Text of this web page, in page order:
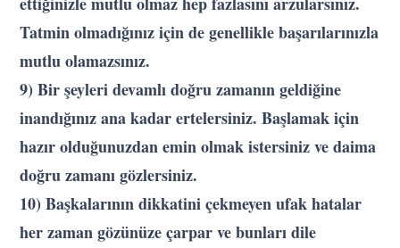
Tatmin olmadığınız için de genellikle başarılarınızla
mutlu olamazsınız.
9) Bir şeyleri devamlı doğru zamanın geldiğine
inandığınız ana kadar ertelersiniz. Başlamak için
hazır olduğunuzdan emin olmak istersiniz ve daima
doğru zamanı gözlersiniz.
10) Başkalarının dikkatini çekmeyen ufak hatalar
her zaman gözünüze çarpar ve bunları dile